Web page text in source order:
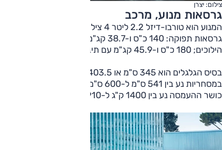
צילום: יצרן
גרסאות מנוע, מרכב
המנוע הוא טורבו-דיזל 2.2 ליטר 4 צילינדרים וזה מוצע בשתי
הילוכים; 180 כ"ס ו-45.9 קג"מ עם תיבה אוטומטית 8 הילוכים.
כושר ההעמסה נע בין 1400 ק"ג ל-1910 ק"ג.